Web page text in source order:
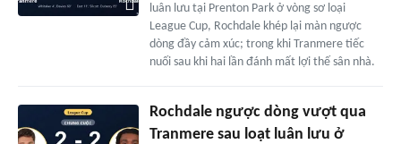
luân lưu tại Prenton Park ở vòng sơ loại
League Cup, Rochdale khép lại màn ngược
dòng đầy cảm xúc; trong khi Tranmere tiếc
nuối sau khi hai lần đánh mất lợi thế sân nhà.
Rochdale ngược dòng vượt qua
Tranmere sau loạt luân lưu ở